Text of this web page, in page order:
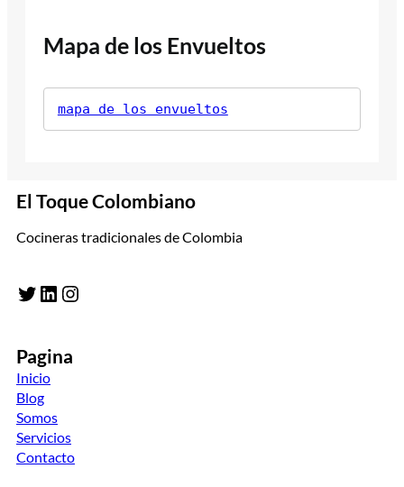
Mapa de los Envueltos
mapa de los envueltos
El Toque Colombiano
Cocineras tradicionales de Colombia
Twitter LinkedIn Instagram
Pagina
Inicio
Blog
Somos
Servicios
Contacto